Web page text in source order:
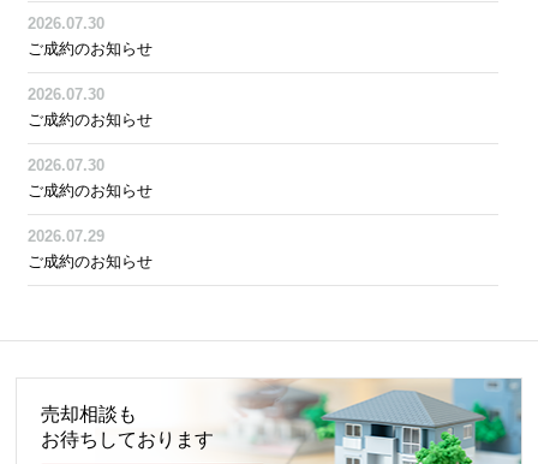
2026.07.30
ご成約のお知らせ
2026.07.30
ご成約のお知らせ
2026.07.30
ご成約のお知らせ
2026.07.29
ご成約のお知らせ
2026.07.26
ご成約のお知らせ
2026.07.25
売却相談も
お待ちしております